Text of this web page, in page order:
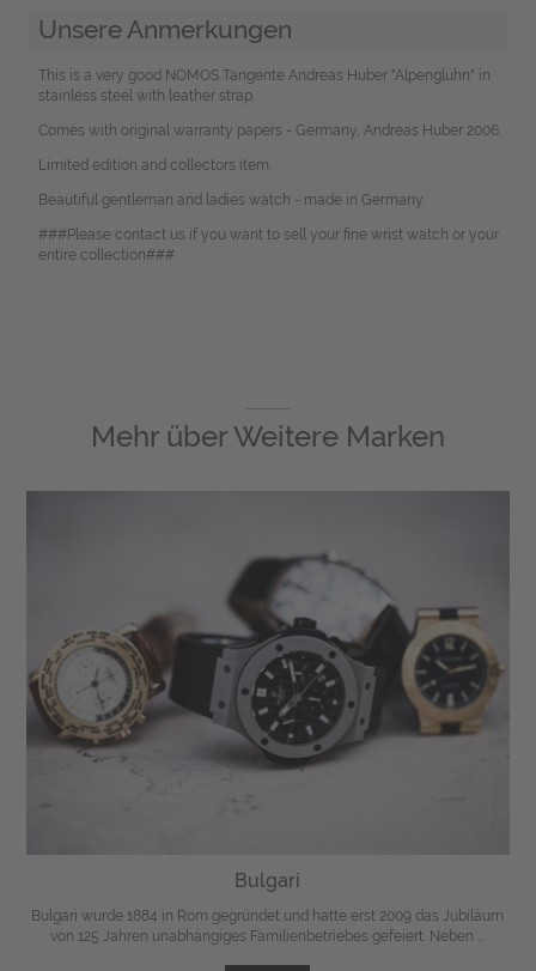
Unsere Anmerkungen
This is a very good NOMOS Tangente Andreas Huber "Alpenglühn" in
stainless steel with leather strap.
Comes with original warranty papers - Germany, Andreas Huber 2006.
Limited edition and collectors item.
Beautiful gentleman and ladies watch - made in Germany.
###Please contact us if you want to sell your fine wrist watch or your
entire collection###
Mehr überWeitere Marken
Bulgari
Bulgari wurde 1884 in Rom gegründet und hatte erst 2009 das Jubiläum
von 125 Jahren unabhängiges Familienbetriebes gefeiert. Neben ...